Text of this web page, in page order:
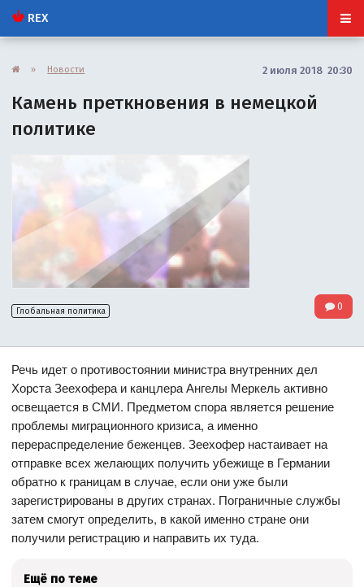
REX
» Новости 2 июля 2018 20:30
Камень преткновения в немецкой
политике
Глобальная политика 0
Речь идет о противостоянии министра внутренних дел
Хорста Зеехофера и канцлера Ангелы Меркель активно
освещается в СМИ. Предметом спора является решение
проблемы миграционного кризиса, а именно
перераспределение беженцев. Зеехофер настаивает на
отправке всех желающих получить убежище в Германии
обратно к границам в случае, если они уже были
зарегистрированы в других странах. Пограничные службы
затем смогут определить, в какой именно стране они
получили регистрацию и направить их туда.
Ещё по теме